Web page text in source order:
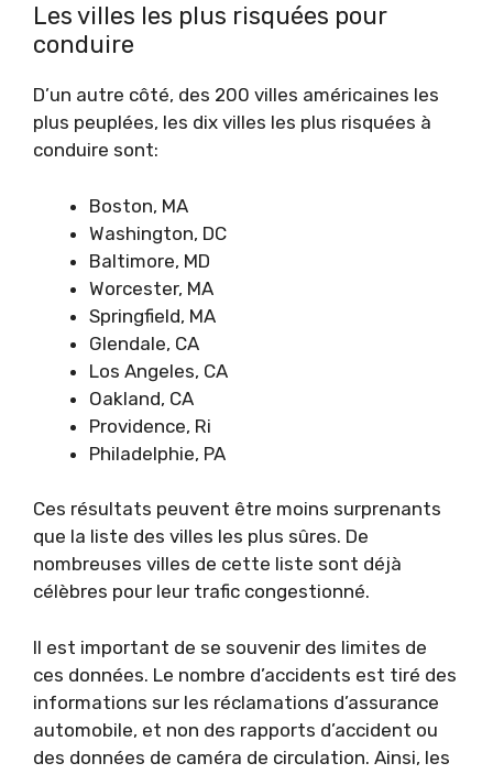
Les villes les plus risquées pour
conduire
D’un autre côté, des 200 villes américaines les
plus peuplées, les dix villes les plus risquées à
conduire sont:
Boston, MA
Washington, DC
Baltimore, MD
Worcester, MA
Springfield, MA
Glendale, CA
Los Angeles, CA
Oakland, CA
Providence, Ri
Philadelphie, PA
Ces résultats peuvent être moins surprenants
que la liste des villes les plus sûres. De
nombreuses villes de cette liste sont déjà
célèbres pour leur trafic congestionné.
Il est important de se souvenir des limites de
ces données. Le nombre d’accidents est tiré des
informations sur les réclamations d’assurance
automobile, et non des rapports d’accident ou
des données de caméra de circulation. Ainsi, les